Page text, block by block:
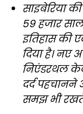
साइबेरिया
59 हजार
इतिहास की
दिया है। नए
निएंडरथल
दर्द
समझ भी